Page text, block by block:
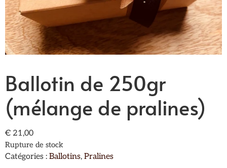
Ballotin de 250gr
(mélange de pralines)
€ 21,00
Rupture de stock
Catégories : Ballotins, Pralines